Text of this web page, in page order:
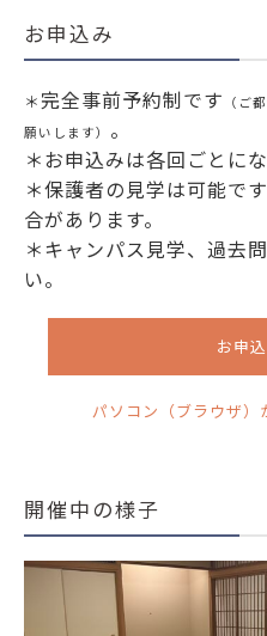
お申込み
＊ 完全事前予約制です （ご
願いします） 。
＊お申込みは各回ごとにな
＊保護者の見学は可能で
合があります。
＊キャンパス見学、過去
い。
お申
パソコン（ブラウザ）
開催中の様子